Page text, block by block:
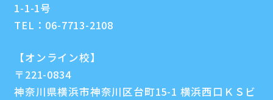
1-1-1号
TEL： 06-7713-2108
【オンライン校】
〒221-0834
神奈川県横浜市神奈川区台町15-1 横浜西口ＫＳビ